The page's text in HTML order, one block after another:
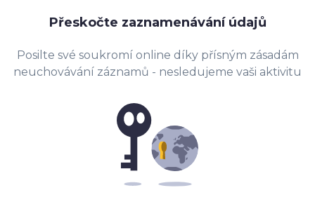
Přeskočte zaznamenávání údajů
Posilte své soukromí online díky přísným zásadám
neuchovávání záznamů - nesledujeme vaši aktivitu